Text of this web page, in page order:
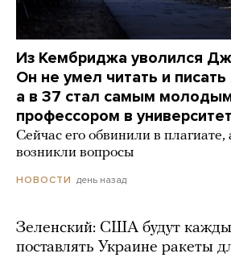
Из Кембриджа уволился
Он не умел читать и писать
а в 37 стал самым
профессором в
Сейчас его обвинили в плагиате,
возникли вопросы
НОВОСТИ день назад
Зеленский: США будут
поставлять Украине ракеты